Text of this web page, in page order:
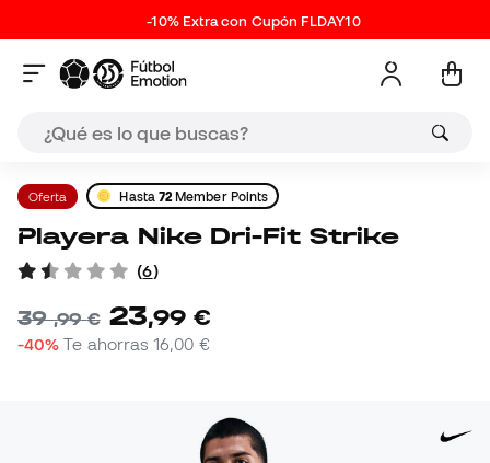
-10% Extra con Cupón FLDAY10
Oferta Hasta 72 Member Points
Playera Nike Dri-Fit Strike
(6)
39,99 € 23,99 €
-40% Te ahorras16,00 €